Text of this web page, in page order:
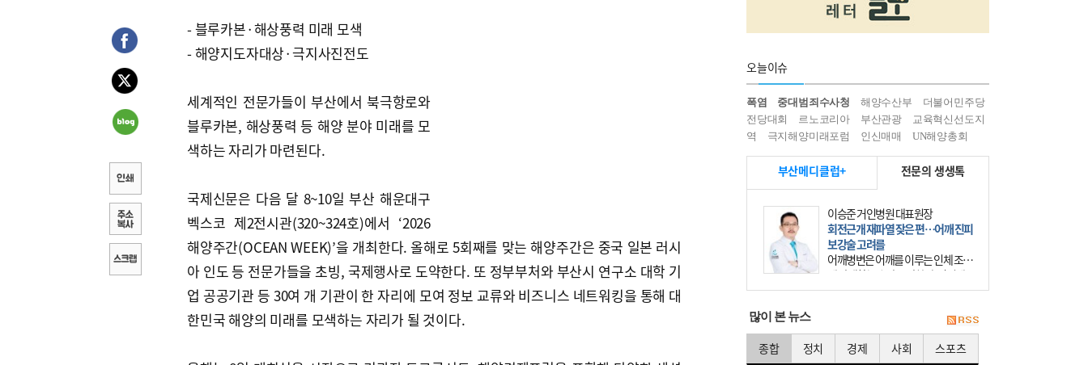
- 블루카본·해상풍력 미래 모색
- 해양지도자대상·극지사진전도
세계적인 전문가들이 부산에서 북극항로와
블루카본, 해상풍력 등 해양 분야 미래를 모
색하는 자리가 마련된다.
국제신문은 다음 달 8~10일 부산 해운대구
벡스코 제2전시관(320~324호)에서 ‘2026
해양주간(OCEAN WEEK)’을 개최한다. 올해로 5회째를 맞는 해양주간은 중국 일본 러시
아 인도 등 전문가들을 초빙, 국제행사로 도약한다. 또 정부부처와 부산시 연구소 대학 기
업 공공기관 등 30여 개 기관이 한 자리에 모여 정보 교류와 비즈니스 네트워킹을 통해 대
한민국 해양의 미래를 모색하는 자리가 될 것이다.
오늘이슈
폭염 중대범죄수사청 해양수산부
더불어민주당
전당대회
르노코리아 부산관광
교육혁신선도지
역
극지해양미래포럼 인신매매 UN해양총회
부산메디클럽+ 전문의 생생톡
이승준 거인병원 대표원장
회전근개 재파열 잦은 편…어깨 진피
보강술 고려를
어깨병변은 어깨를 이루는 인체 조직
에 발생하는 손상을 말한다. 여기에
는 오십견과 회전근개 증후군, 어깨
많이 본 뉴스
종합 정치 경제 사회 스포츠